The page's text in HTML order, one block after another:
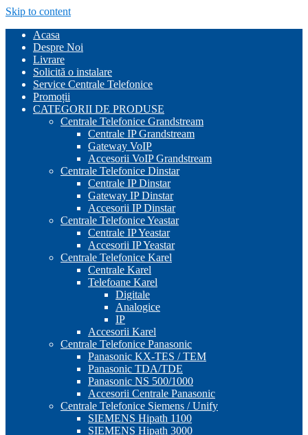
Skip to content
Acasa
Despre Noi
Livrare
Solicită o instalare
Service Centrale Telefonice
Promoții
CATEGORII DE PRODUSE
Centrale Telefonice Grandstream
Centrale IP Grandstream
Gateway VoIP
Accesorii VoIP Grandstream
Centrale Telefonice Dinstar
Centrale IP Dinstar
Gateway IP Dinstar
Accesorii IP Dinstar
Centrale Telefonice Yeastar
Centrale IP Yeastar
Accesorii IP Yeastar
Centrale Telefonice Karel
Centrale Karel
Telefoane Karel
Digitale
Analogice
IP
Accesorii Karel
Centrale Telefonice Panasonic
Panasonic KX-TES / TEM
Panasonic TDA/TDE
Panasonic NS 500/1000
Accesorii Centrale Panasonic
Centrale Telefonice Siemens / Unify
SIEMENS Hipath 1100
SIEMENS Hipath 3000